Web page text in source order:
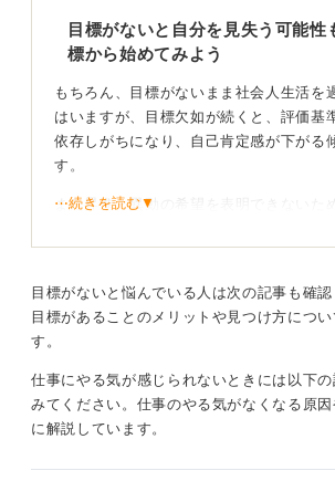
そういった意味でも、目標がない今がま
いと言えますね。焦らず、日々の仕事の
0
目標がないと自分を見失う可能性
標から始めてみよう
もちろん、目標がないまま社会人生活を
はいますが、目標欠如が続くと、評価基
依存しがちになり、自己肯定感が下がる
す。
また昇進・異動の希望を表明できないた
項目設定し、SMARTを基準として数値化
い。SMARTとは、目標設定に使用され
小さな成功体験を重ねて自律的なキ
う！
たとえば、「3カ月で資格を一つ取得す
⋯続きを読む▼
目標がないと悩んでいる人は次の記事も確認
目標があることのメリットや見つけ方につ
す。
仕事にやる気が感じられないときには以下
みてください。仕事のやる気がなくなる原
に解説しています。